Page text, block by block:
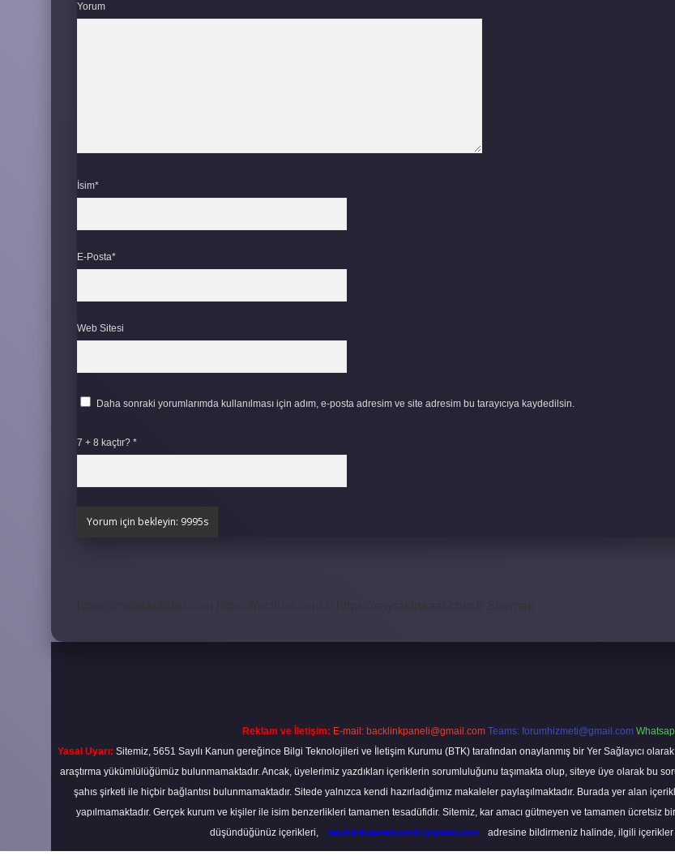
Yorum
İsim*
E-Posta*
Web Sitesi
Daha sonraki yorumlarımda kullanılması için adım, e-posta adresim ve site adresim bu tarayıcıya kaydedilsin.
7 + 8 kaçtır? *
https://saytasinsaat.com.tr Sitemap
Reklam ve İletişim: E-mail: backlinkpaneli@gmail.com Teams: forumhizmeti@gmail.com
Yasal Uyarı: Sitemiz, 5651 Sayılı Kanun gereğince Bilgi Teknolojileri ve İletişim Kurumu (BTK) tarafından onaylanmış bir Yer Sağlayıcı
araştırma yükümlülüğümüz bulunmamaktadır. Ancak, üyelerimiz yazdıkları içeriklerin sorumluluğunu taşımakta olup, siteye üye olarak bu
şahıs şirketi ile hiçbir bağlantısı bulunmamaktadır. Sitede yalnızca kendi hazırladığımız makaleler paylaşılmaktadır. Burada yer alan
yapılmamaktadır. Gerçek kurum ve kişiler ile isim benzerlikleri tamamen tesadüfidir. Sitemiz, kar amacı gütmeyen ve tamamen ücretsiz
düşündüğünüz içerikleri,
backlinkpanelicomtr@gmail.com adresine bildirmeniz halinde, ilgili içerikler